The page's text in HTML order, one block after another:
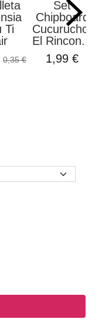
Chipboard
Cucuruchos
El Rincon...
1,99 €